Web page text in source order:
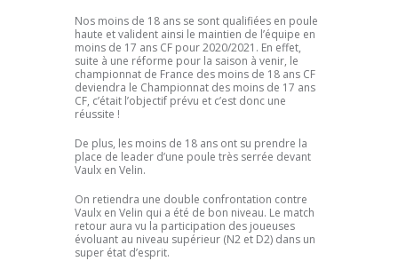
Nos moins de 18 ans se sont qualifiées en poule
haute et valident ainsi le maintien de l’équipe en
moins de 17 ans CF pour 2020/2021. En effet,
suite à une réforme pour la saison à venir, le
championnat de France des moins de 18 ans CF
deviendra le Championnat des moins de 17 ans
CF, c’était l’objectif prévu et c’est donc une
réussite !
De plus, les moins de 18 ans ont su prendre la
place de leader d’une poule très serrée devant
Vaulx en Velin.
On retiendra une double confrontation contre
Vaulx en Velin qui a été de bon niveau. Le match
retour aura vu la participation des joueuses
évoluant au niveau supérieur (N2 et D2) dans un
super état d’esprit.